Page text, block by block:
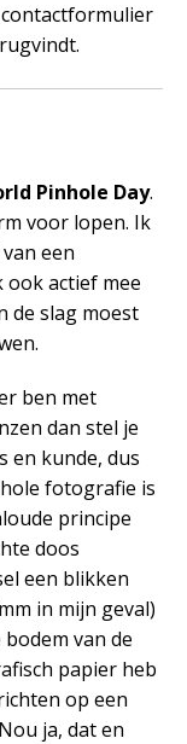
Pinhole Day.
voor lopen. Ik
een
actief mee
de slag moest
ben met
dan stel je
en kunde, dus
fotografie is
principe
doos
een blikken
in mijn geval)
van de
papier heb
op een
ja, dat en